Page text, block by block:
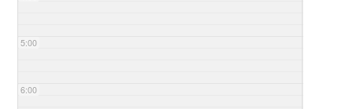
5:00
6:00